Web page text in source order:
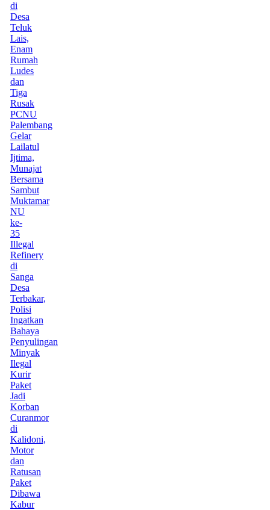
di
Desa
Teluk
Lais,
Enam
Rumah
Ludes
dan
Tiga
Rusak
PCNU
Palembang
Gelar
Lailatul
Ijtima,
Munajat
Bersama
Sambut
Muktamar
NU
ke-
35
Illegal
Refinery
di
Sanga
Desa
Terbakar,
Polisi
Ingatkan
Bahaya
Penyulingan
Minyak
Ilegal
Kurir
Paket
Jadi
Korban
Curanmor
di
Kalidoni,
Motor
dan
Ratusan
Paket
Dibawa
Kabur